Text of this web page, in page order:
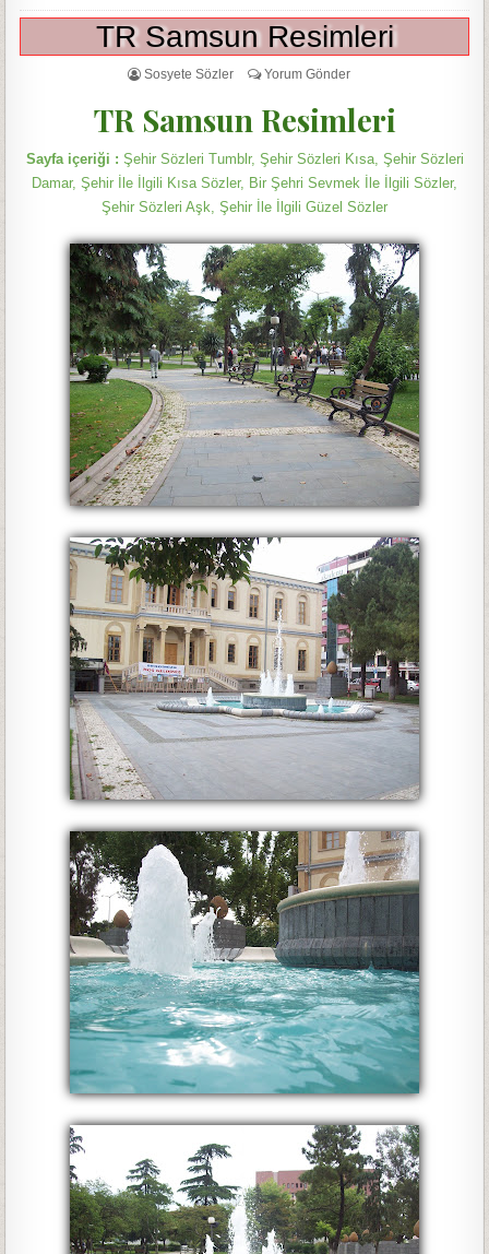
TR Samsun Resimleri
Sosyete Sözler Yorum Gönder
TR Samsun Resimleri
Sayfa içeriği : Şehir Sözleri Tumblr, Şehir Sözleri Kısa, Şehir Sözleri
Damar, Şehir İle İlgili Kısa Sözler, Bir Şehri Sevmek İle İlgili Sözler,
Şehir Sözleri Aşk, Şehir İle İlgili Güzel Sözler